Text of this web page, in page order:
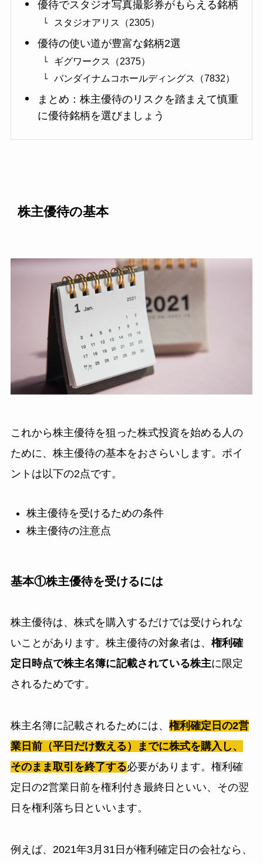
優待でスタジオ写真撮影券がもらえる銘柄
スタジオアリス（2305）
優待の使い道が豊富な銘柄2選
ギグワークス（2375）
バンダイナムコホールディングス（7832）
まとめ：株主優待のリスクを踏まえて慎重
に優待銘柄を選びましょう
株主優待の基本
これから株主優待を狙った株式投資を始める人の
ために、株主優待の基本をおさらいします。ポイ
ントは以下の2点です。
株主優待を受けるための条件
株主優待の注意点
基本①株主優待を受けるには
株主優待は、株式を購入するだけでは受けられな
いことがあります。株主優待の対象者は、 権利確
定日時点で株主名簿に記載されている株主に限定
されるためです。
株主名簿に記載されるためには、 権利確定日の2営
業日前（平日だけ数える）までに株式を購入し、
そのまま取引を終了する必要があります。権利確
定日の2営業日前を権利付き最終日といい、その翌
日を権利落ち日といいます。
例えば、2021年3月31日が権利確定日の会社なら、